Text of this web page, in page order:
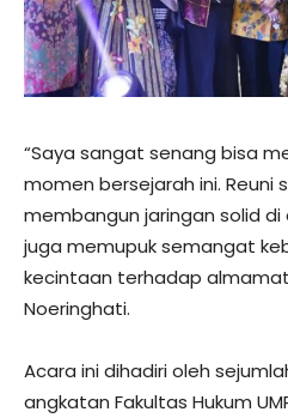
“Saya sangat senang bisa
momen bersejarah ini. Reuni
membangun jaringan solid
juga memupuk semangat
kecintaan terhadap
Noeringhati.
Acara ini dihadiri oleh
angkatan Fakultas Hukum